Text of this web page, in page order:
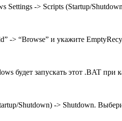
Settings -> Scripts (Startup/
-> “Browse” и укажите
будет запускать этот .BAT
Shutdown) -> Shutdown.